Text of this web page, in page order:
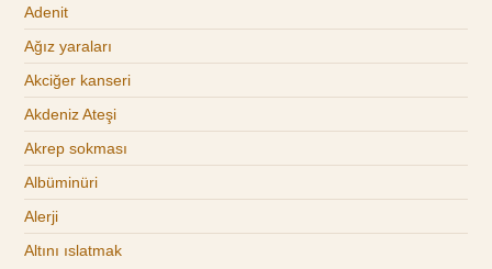
Adenit
Ağız yaraları
Akciğer kanseri
Akdeniz Ateşi
Akrep sokması
Albüminüri
Alerji
Altını ıslatmak